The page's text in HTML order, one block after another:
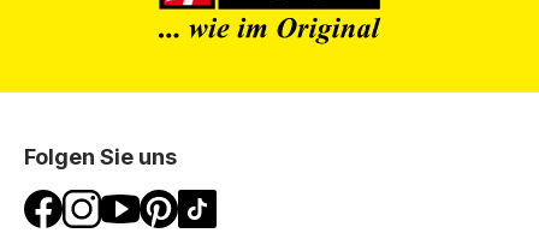
Folgen Sie uns